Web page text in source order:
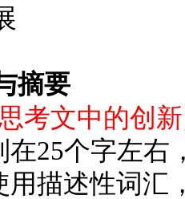
展
摘要
考文中的创
25个字左右
描述性词汇